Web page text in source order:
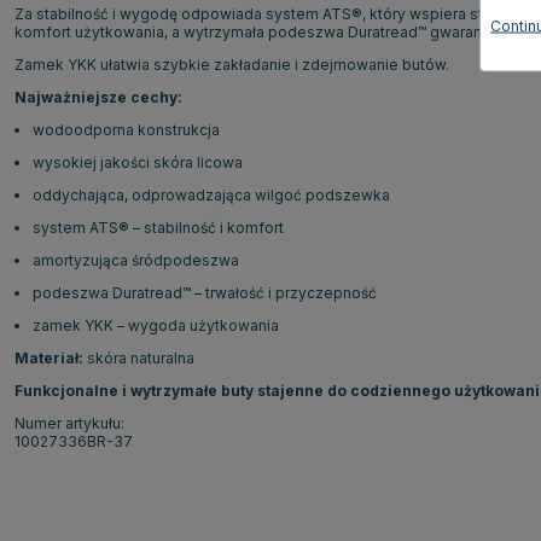
Za stabilność i wygodę odpowiada system ATS®, który wspiera stopę i
komfort użytkowania, a wytrzymała podeszwa Duratread™ gwarantuje
Zamek YKK ułatwia szybkie zakładanie i zdejmowanie butów.
Najważniejsze cechy:
wodoodporna konstrukcja
wysokiej jakości skóra licowa
oddychająca, odprowadzająca wilgoć podszewka
system ATS® – stabilność i komfort
amortyzująca śródpodeszwa
podeszwa Duratread™ – trwałość i przyczepność
zamek YKK – wygoda użytkowania
Materiał: skóra naturalna
Funkcjonalne i wytrzymałe buty stajenne do codziennego
Numer artykułu:
10027336BR-37